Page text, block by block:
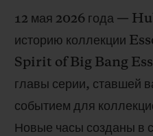
12 мая 2026 года —
историю коллекции
Spirit of Big Bang
главы серии, ставшей
событием для
Новые часы созданы в
БЕСПЛАТНАЯ ДОСТАВКА
БЕЗОПАСНАЯ ОПЛАТА
ПОДАРОЧНЫЙ ЧЕХОЛ